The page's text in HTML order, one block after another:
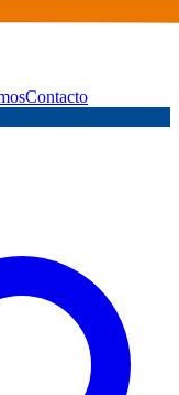
Contacto